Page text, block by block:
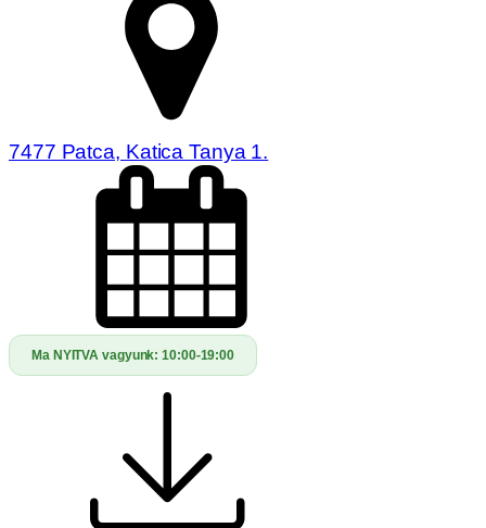
7477 Patca, Katica Tanya 1.
Ma NYITVA vagyunk:10:00-19:00